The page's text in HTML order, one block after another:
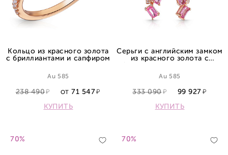
Кольцо из красного золота
с бриллиантами и сапфиром
Au 585
238 490 ОТ 71 547
КУПИТЬ
Серьги с английским замком
из красного золота с
Au 585
333 090
99 927
КУПИТЬ
70% 70%